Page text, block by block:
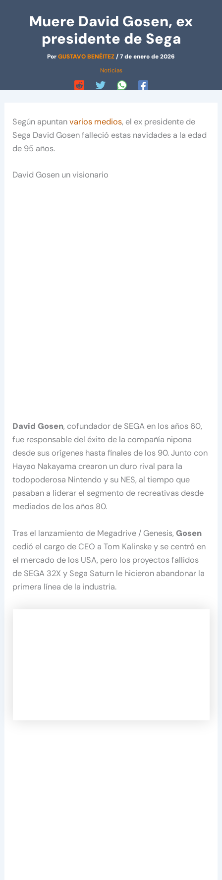
Muere David Gosen, ex
presidente de Sega
PorGUSTAVO BENÉITEZ/7 de enero de 2026
Noticias
Según apuntanvarios medios, el ex presidente de
Sega David Gosen falleció estas navidades a la edad
de 95 años.
David Gosen un visionario
David Gosen, cofundador de SEGA en los años 60,
fue responsable del éxito de la compañía nipona
desde sus orígenes hasta finales de los 90. Junto con
Hayao Nakayama crearon un duro rival para la
todopoderosa Nintendo y su NES, al tiempo que
pasaban a liderar el segmento de recreativas desde
mediados de los años 80.
Tras el lanzamiento de Megadrive / Genesis,Gosen
cedió el cargo de CEO a Tom Kalinske y se centró en
el mercado de los USA, pero los proyectos fallidos
de SEGA 32X y Sega Saturn le hicieron abandonar la
primera línea de la industria.